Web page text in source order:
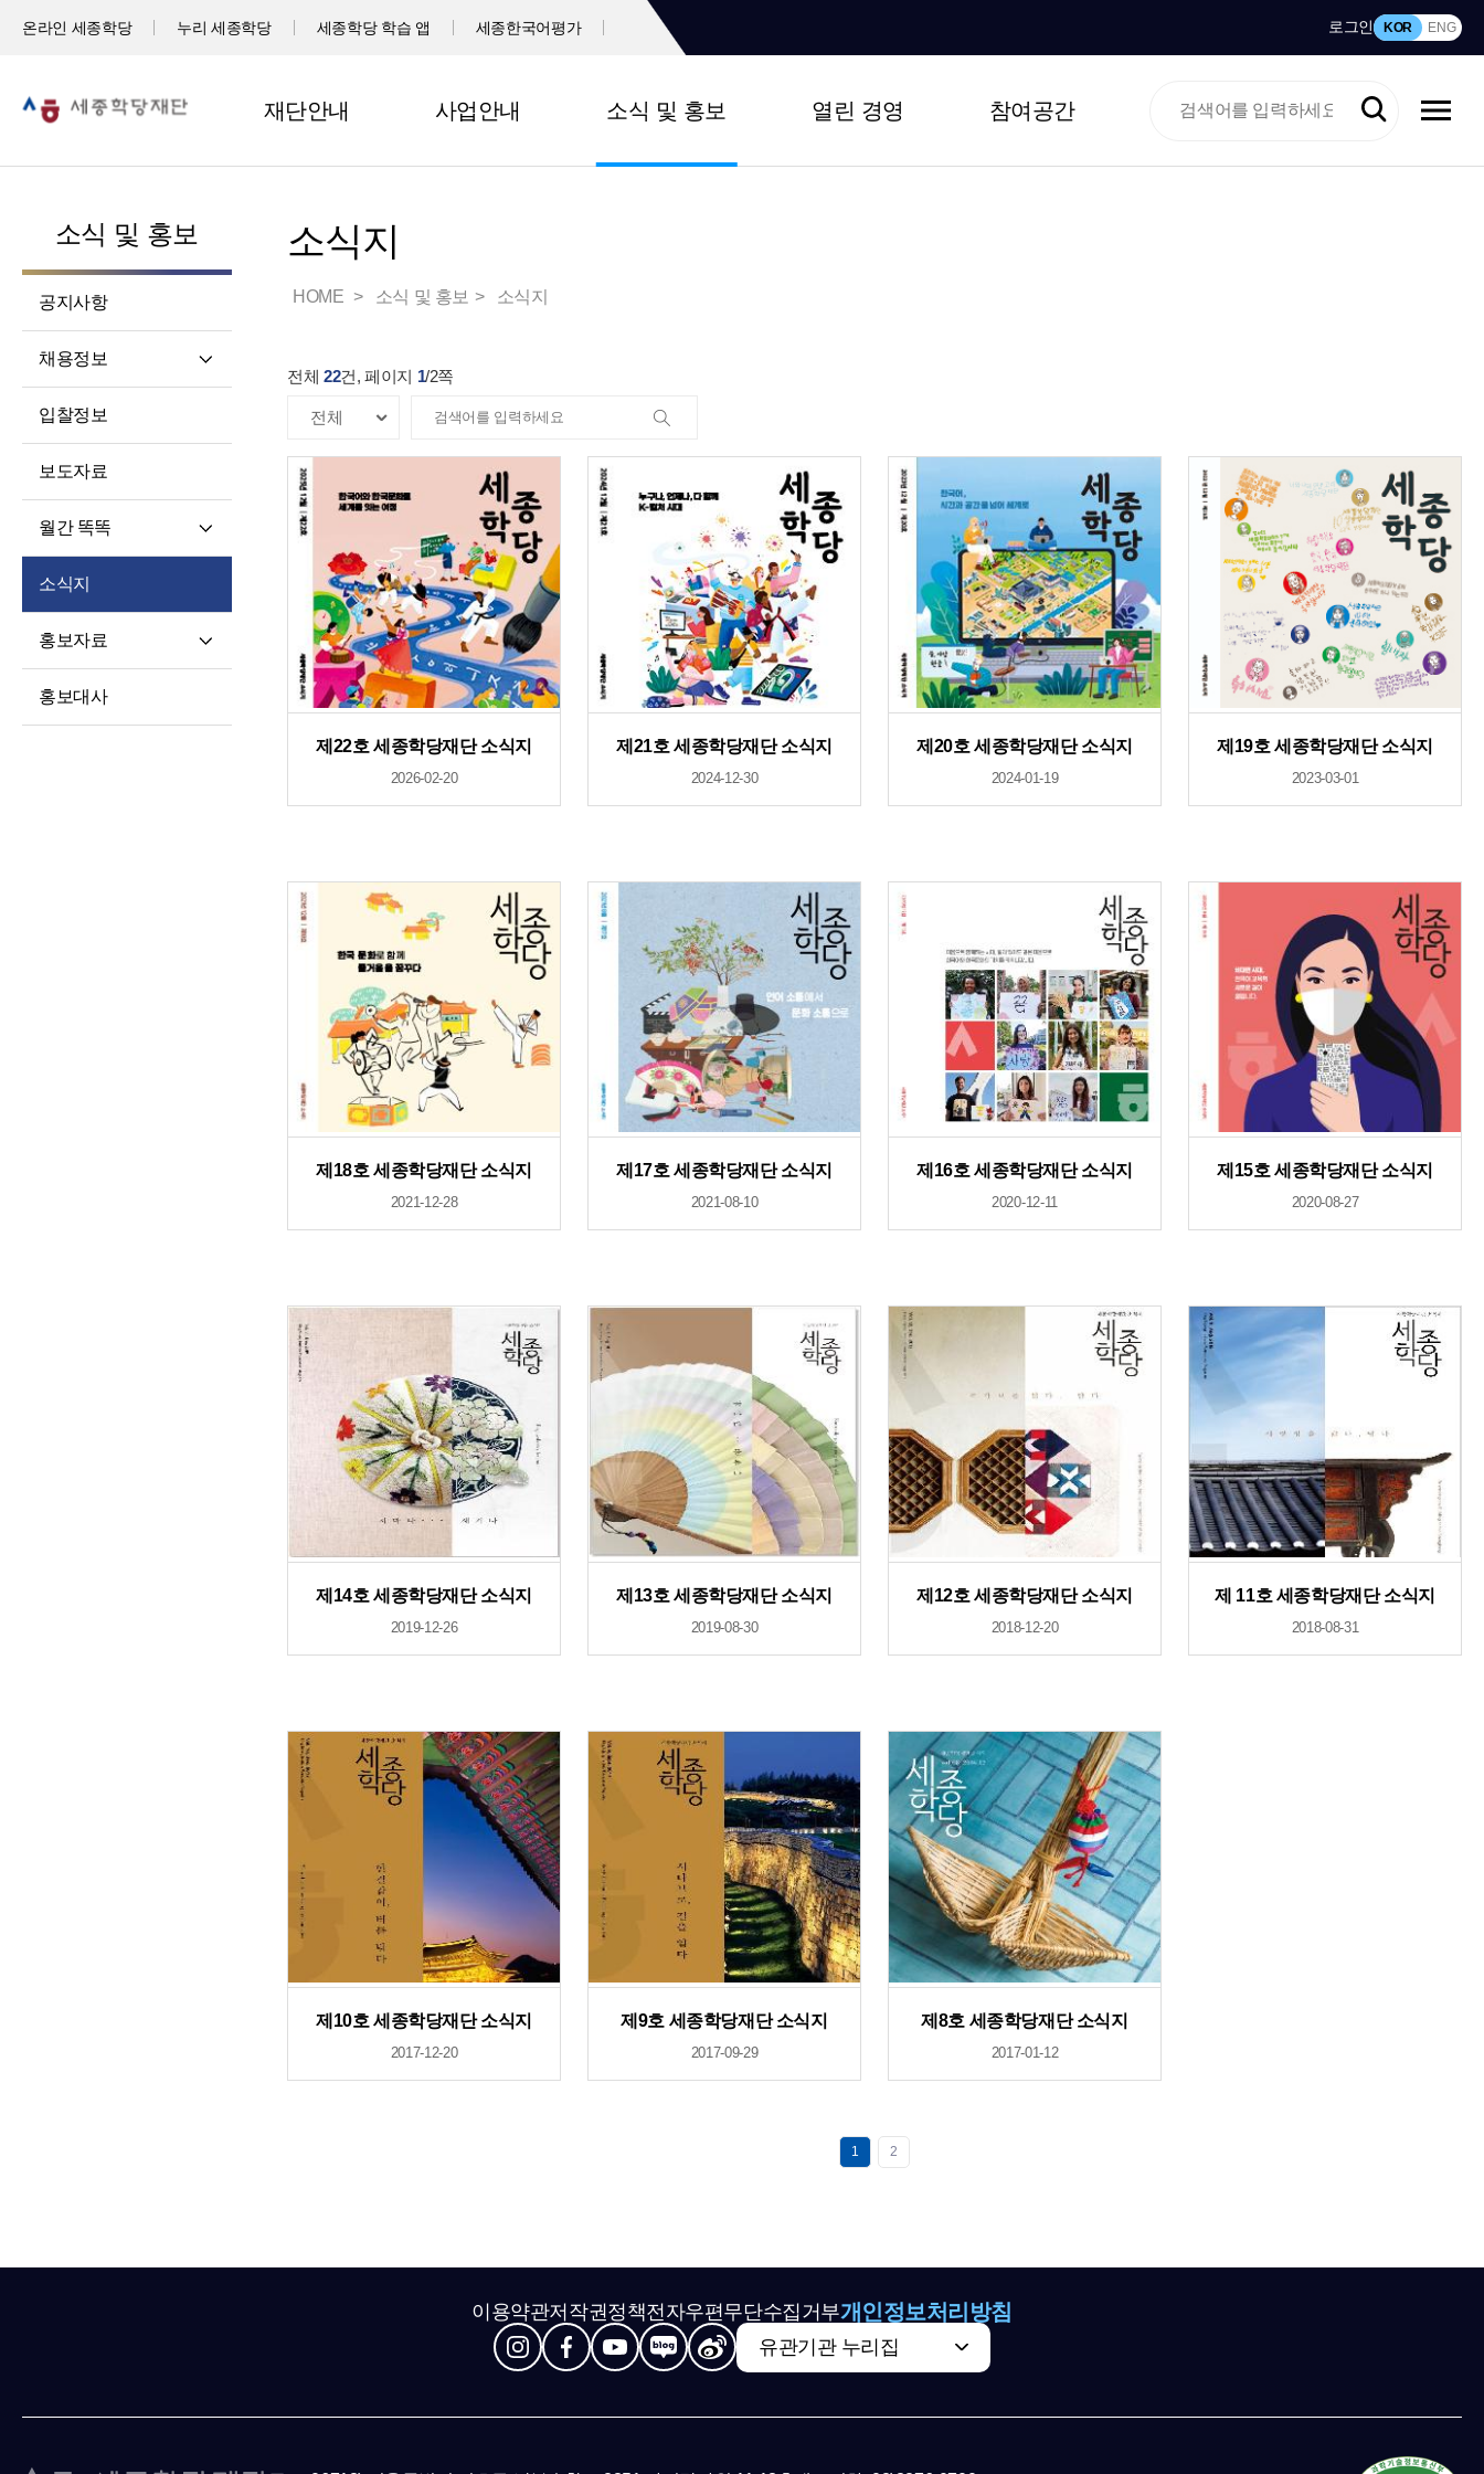
온라인 세종학당 누리 세종학당 세종학당 학습 앱 세종한국어평가 로그인 KOR ENG
재단안내 사업안내 소식 및 홍보 열린 경영 참여공간
소식 및 홍보
공지사항
채용정보
입찰정보
보도자료
월간 똑똑
소식지
홍보자료
홍보대사
소식지
HOME 소식 및 홍보 소식지
전체 22건, 페이지 1/2쪽
제22호 세종학당재단 소식지
2026-02-20
제21호 세종학당재단 소식지
2024-12-30
제20호 세종학당재단 소식지
2024-01-19
제19호 세종학당재단 소식지
2023-03-01
제18호 세종학당재단 소식지
2021-12-28
제17호 세종학당재단 소식지
2021-08-10
제16호 세종학당재단 소식지
2020-12-11
제15호 세종학당재단 소식지
2020-08-27
제14호 세종학당재단 소식지
2019-12-26
제13호 세종학당재단 소식지
2019-08-30
제12호 세종학당재단 소식지
2018-12-20
제 11호 세종학당재단 소식지
2018-08-31
제10호 세종학당재단 소식지
2017-12-20
제9호 세종학당재단 소식지
2017-09-29
제8호 세종학당재단 소식지
2017-01-12
1 2
이용약관저작권정책전자우편무단수집거부개인정보처리방침
유관기관 누리집